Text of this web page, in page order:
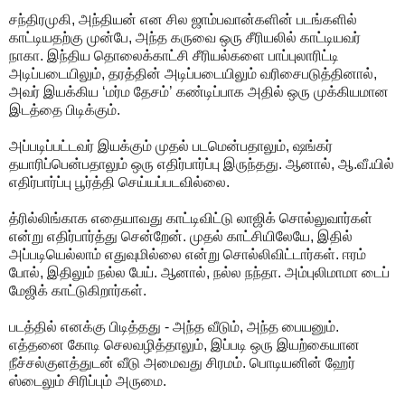
சந்திரமுகி, அந்தியன் என சில ஜாம்பவான்களின் படங்களில்
காட்டியதற்கு முன்பே, அந்த கருவை ஒரு சீரியலில் காட்டியவர்
நாகா. இந்திய தொலைக்காட்சி சீரியல்களை பாப்புலாரிட்டி
அடிப்படையிலும், தரத்தின் அடிப்படையிலும் வரிசைபடுத்தினால்,
அவர் இயக்கிய ‘மர்ம தேசம்’ கண்டிப்பாக அதில் ஒரு முக்கியமான
இடத்தை பிடிக்கும்.
அப்படிப்பட்டவர் இயக்கும் முதல் படமென்பதாலும், ஷங்கர்
தயாரிப்பென்பதாலும் ஒரு எதிர்பார்ப்பு இருந்தது. ஆனால், ஆ.வீ.யில்
எதிர்பார்ப்பு பூர்த்தி செய்யப்படவில்லை.
த்ரில்லிங்காக எதையாவது காட்டிவிட்டு லாஜிக் சொல்லுவார்கள்
என்று எதிர்பார்த்து சென்றேன். முதல் காட்சியிலேயே, இதில்
அப்படியெல்லாம் எதுவுமில்லை என்று சொல்லிவிட்டார்கள். ஈரம்
போல், இதிலும் நல்ல பேய். ஆனால், நல்ல நந்தா. அம்புலிமாமா டைப்
மேஜிக் காட்டுகிறார்கள்.
படத்தில் எனக்கு பிடித்தது - அந்த வீடும், அந்த பையனும்.
எத்தனை கோடி செலவழித்தாலும், இப்படி ஒரு இயற்கையான
நீச்சல்குளத்துடன் வீடு அமைவது சிரமம். பொடியனின் ஹேர்
ஸ்டைலும் சிரிப்பும் அருமை.